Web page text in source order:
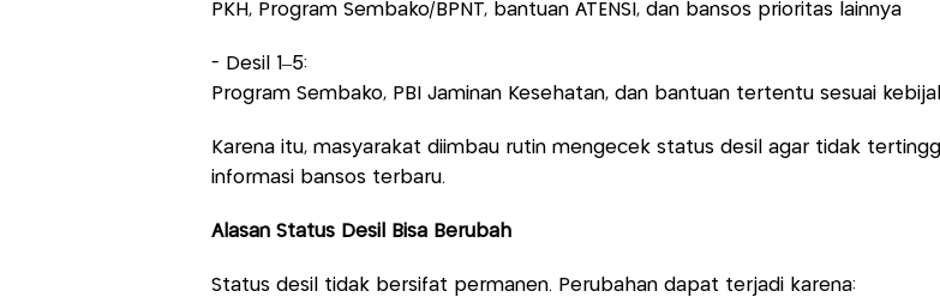
PKH, Program Sembako/BPNT, bantuan ATENSI, dan bansos prioritas lainnya
- Desil 1–5:
Program Sembako, PBI Jaminan Kesehatan, dan bantuan tertentu sesuai
Karena itu, masyarakat diimbau rutin mengecek status desil agar tidak
informasi bansos terbaru.
Alasan Status Desil Bisa Berubah
Status desil tidak bersifat permanen. Perubahan dapat terjadi karena: